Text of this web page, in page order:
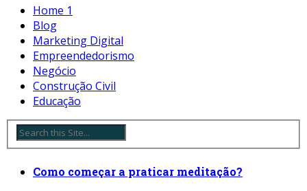
Home 1
Blog
Marketing Digital
Empreendedorismo
Negócio
Construção Civil
Educação
Como começar a praticar meditação?